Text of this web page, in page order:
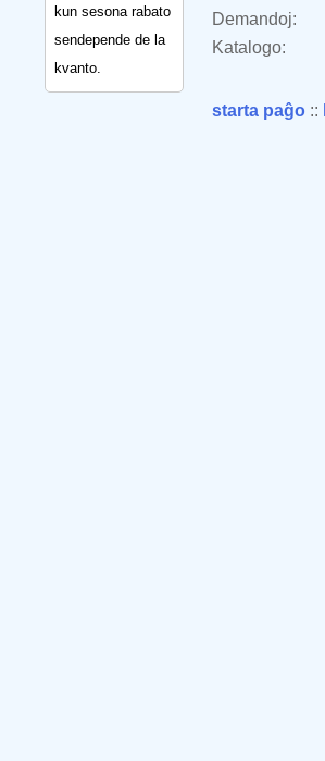
kun sesona rabato
sendepende de la
kvanto.
Demandoj:
Katalogo:
starta paĝo ::